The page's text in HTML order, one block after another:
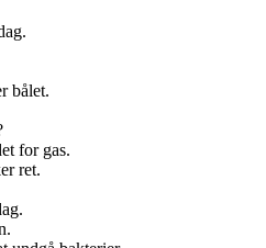
bålet.
for gas.
ret.